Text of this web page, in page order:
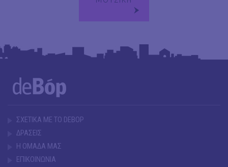
ΣΧΕΤΙΚΑ ΜΕ ΤΟ DEBOP
ΔΡΑΣΕΙΣ
Η ΟΜΑΔΑ ΜΑΣ
ΕΠΙΚΟΙΝΩΝΙΑ